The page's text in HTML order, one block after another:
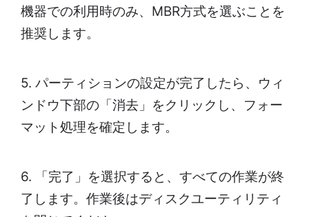
機器での利用時のみ、MBR方式を選ぶことを
推奨します。
5. パーティションの設定が完了したら、ウィ
ンドウ下部の「消去」をクリックし、フォー
マット処理を確定します。
6. 「完了」を選択すると、すべての作業が終
了します。作業後はディスクユーティリティ